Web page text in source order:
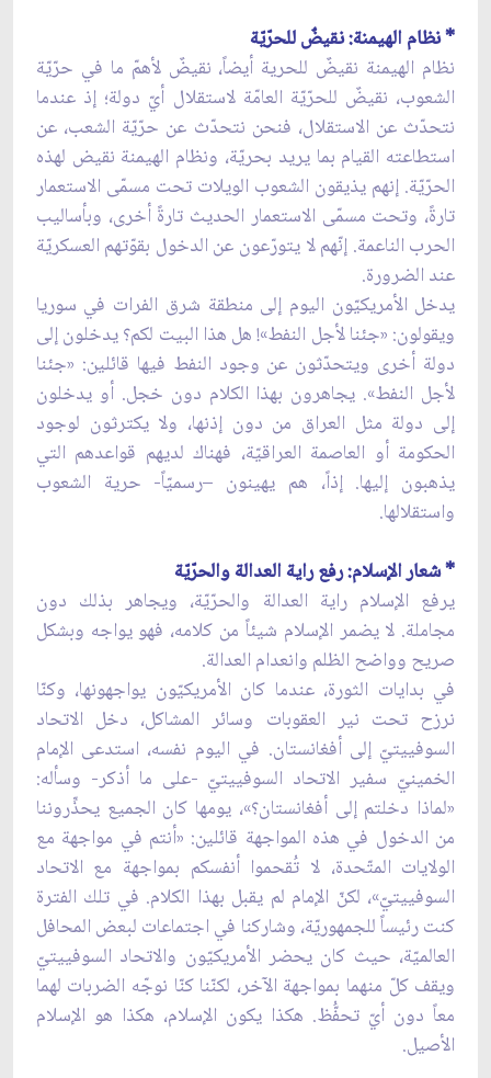
* نظام الهيمنة: نقيضٌ للحرّيّة
نظام الهيمنة نقيضٌ للحرية أيضاً، نقيضٌ لأهمّ ما في حرّيّة
الشعوب، نقيضٌ للحرّيّة العامّة لاستقلال أيّ دولة؛ إذ عندما
نتحدّث عن الاستقلال، فنحن نتحدّث عن حرّيّة الشعب، عن
استطاعته القيام بما يريد بحريّة، ونظام الهيمنة نقيض لهذه
الحرّيّة. إنهم يذيقون الشعوب الويلات تحت مسمّى الاستعمار
تارةً، وتحت مسمّى الاستعمار الحديث تارةً أخرى، وبأساليب
الحرب الناعمة. إنّهم لا يتورّعون عن الدخول بقوّتهم العسكريّة
عند الضرورة.
يدخل الأمريكيّون اليوم إلى منطقة شرق الفرات في سوريا
ويقولون: «جئنا لأجل النفط»! هل هذا البيت لكم؟ يدخلون إلى
دولة أخرى ويتحدّثون عن وجود النفط فيها قائلين: «جئنا
لأجل النفط». يجاهرون بهذا الكلام دون خجل. أو يدخلون
إلى دولة مثل العراق من دون إذنها، ولا يكترثون لوجود
الحكومة أو العاصمة العراقيّة، فهناك لديهم قواعدهم التي
يذهبون إليها. إذاً، هم يهينون –رسميّاً- حرية الشعوب
واستقلالها.
* شعار الإسلام: رفع راية العدالة والحرّيّة
يرفع الإسلام راية العدالة والحرّيّة، ويجاهر بذلك دون
مجاملة. لا يضمر الإسلام شيئاً من كلامه، فهو يواجه وبشكل
صريح وواضح الظلم وانعدام العدالة.
في بدايات الثورة، عندما كان الأمريكيّون يواجهونها، وكنّا
نرزح تحت نير العقوبات وسائر المشاكل، دخل الاتحاد
السوفييتيّ إلى أفغانستان. في اليوم نفسه، استدعى الإمام
الخمينيّ سفير الاتحاد السوفييتيّ -على ما أذكر- وسأله:
«لماذا دخلتم إلى أفغانستان؟»، يومها كان الجميع يحذِّروننا
من الدخول في هذه المواجهة قائلين: «أنتم في مواجهة مع
الولايات المتّحدة، لا تُقحموا أنفسكم بمواجهة مع الاتحاد
السوفييتيّ»، لكنّ الإمام لم يقبل بهذا الكلام. في تلك الفترة
كنت رئيساً للجمهوريّة، وشاركنا في اجتماعات لبعض المحافل
العالميّة، حيث كان يحضر الأمريكيّون والاتحاد السوفييتيّ
ويقف كلّ منهما بمواجهة الآخر، لكنّنا كنّا نوجّه الضربات لهما
معاً دون أيّ تحفُّظ. هكذا يكون الإسلام، هكذا هو الإسلام
الأصيل.